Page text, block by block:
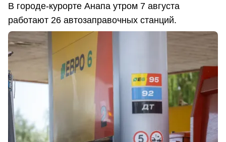
В городе-курорте Анапа утром 7 августа
работают 26 автозаправочных станций.